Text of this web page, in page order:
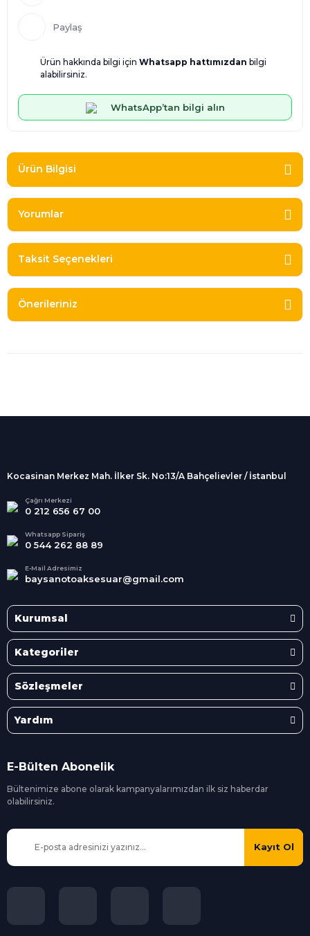
Paylaş
Ürün hakkında bilgi için Whatsapp hattımızdan bilgi
alabilirsiniz.
WhatsApp’tan bilgi alın
Ürün Bilgisi
Yorumlar
Taksit Seçenekleri
Önerileriniz
Alışveriş
kargolanmaktadır.
Tüm Kredi Kartlarına taksit
seçenekleri
Kocasinan Merkez Mah. İlker Sk. No:13/A Bahçelievler / İstanbul
Çağrı Merkezi
0 212 656 67 00
Whatsapp Sipariş
0 544 262 88 89
E-Mail Adresimiz
baysanotoaksesuar@gmail.com
Kurumsal
Kategoriler
Sözleşmeler
Yardım
E-Bülten Abonelik
Bültenimize abone olarak kampanyalarımızdan ilk siz haberdar
olabilirsiniz.
Kayıt Ol